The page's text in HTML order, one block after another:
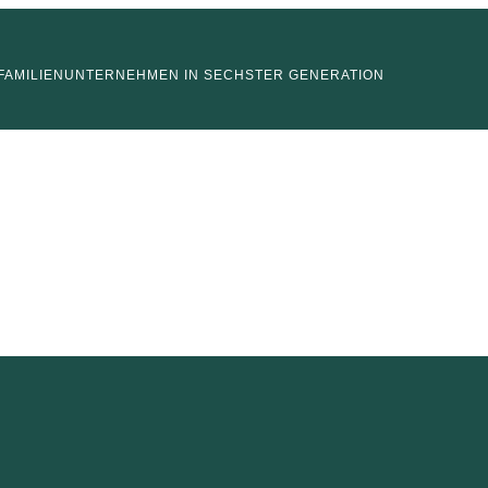
FAMILIENUNTERNEHMEN IN SECHSTER GENERATION